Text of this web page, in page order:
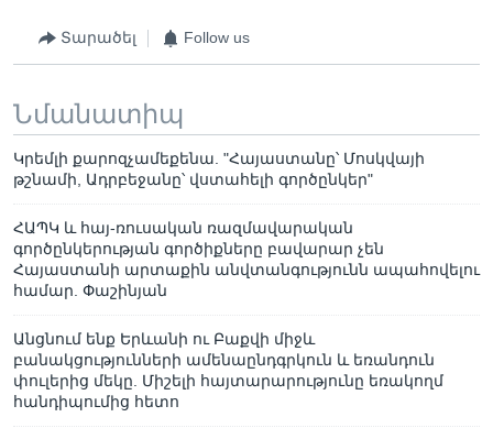
Տարածել Follow us
Նմանատիպ
Կրեմլի քարոզչամեքենա. "Հայաստանը՝ Մոսկվայի
թշնամի, Ադրբեջանը՝ վստահելի գործընկեր"
ՀԱՊԿ և հայ-ռուսական ռազմավարական
գործընկերության գործիքները բավարար չեն
Հայաստանի արտաքին անվտանգությունն ապահովելու
համար. Փաշինյան
Անցնում ենք Երևանի ու Բաքվի միջև
բանակցությունների ամենաընդգրկուն և եռանդուն
փուլերից մեկը. Միշելի հայտարարությունը եռակողմ
հանդիպումից հետո